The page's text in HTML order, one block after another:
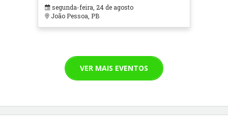
segunda-feira, 24 de agosto
João Pessoa, PB
VER MAIS EVENTOS